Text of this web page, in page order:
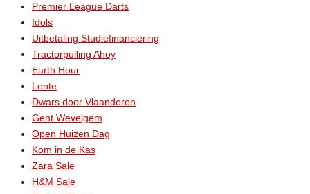
Premier League Darts
Idols
Uitbetaling Studiefinanciering
Tractorpulling Ahoy
Earth Hour
Lente
Dwars door Vlaanderen
Gent Wevelgem
Open Huizen Dag
Kom in de Kas
Zara Sale
H&M Sale